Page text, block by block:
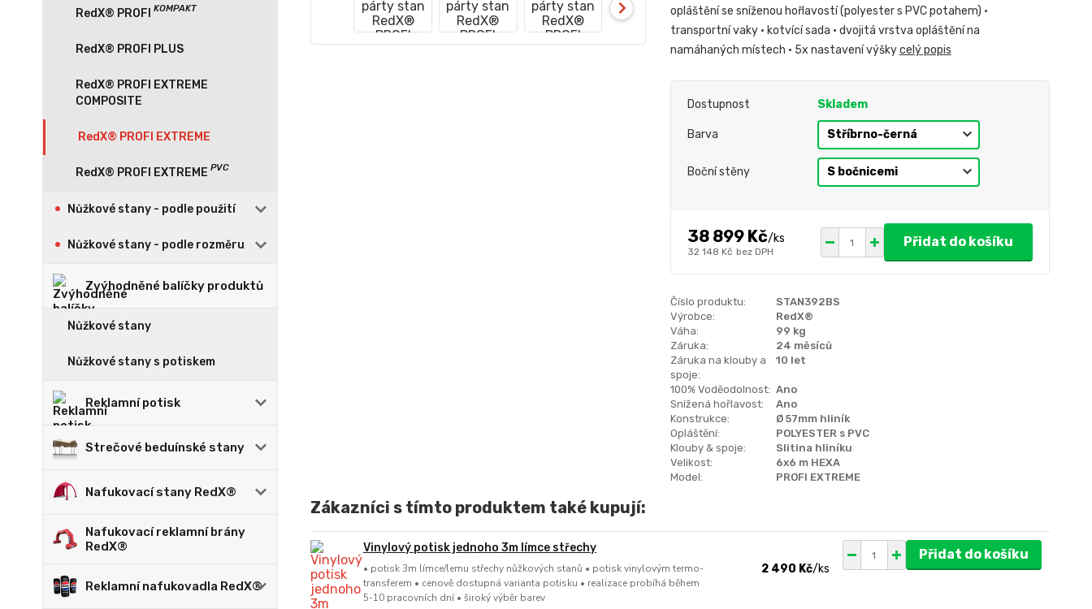
RedX® PROFI PLUS
RedX® PROFI EXTREME
COMPOSITE
RedX® PROFI EXTREME
Nůžkové stany - podle použití
Nůžkové stany - podle rozměru
Zvýhodněné balíčky produktů
Nůžkové stany
Nůžkové stany s potiskem
Reklamní potisk
Strečové beduínské stany
Nafukovací stany RedX®
Nafukovací reklamní brány
RedX®
Reklamní nafukovadla RedX®
opláštění se sníženou hořlavostí (polyester s PVC potahem) •
transportní vaky • kotvící sada • dvojitá vrstva opláštění na
namáhaných místech • 5x nastavení výškycelý popis
Dostupnost Skladem
Barva
Boční stěny
38 899 Kč/ks
32 148 Kč bez DPH
Přidat do košíku
Číslo produktu:
STAN392BS
Výrobce:
RedX®
Váha:
99 kg
Záruka:
24 měsíců
Záruka na klouby a
spoje:
10 let
100% Voděodolnost: Ano
Snížená hořlavost:
Ano
Konstrukce:
Ø 57mm hliník
Opláštění:
POLYESTER s PVC
Klouby & spoje:
Slitina hliníku
Velikost:
6x6 m HEXA
Model:
PROFI EXTREME
Zákazníci s tímto produktem také kupují:
Vinylový potisk jednoho 3m límce střechy
• potisk 3m límce/lemu střechy nůžkových stanů • potisk vinylovým termo-
transferem • cenově dostupná varianta potisku • realizace probíhá během
5-10 pracovních dní • široký výběr barev
2 490 Kč/ks
Přidat do košíku